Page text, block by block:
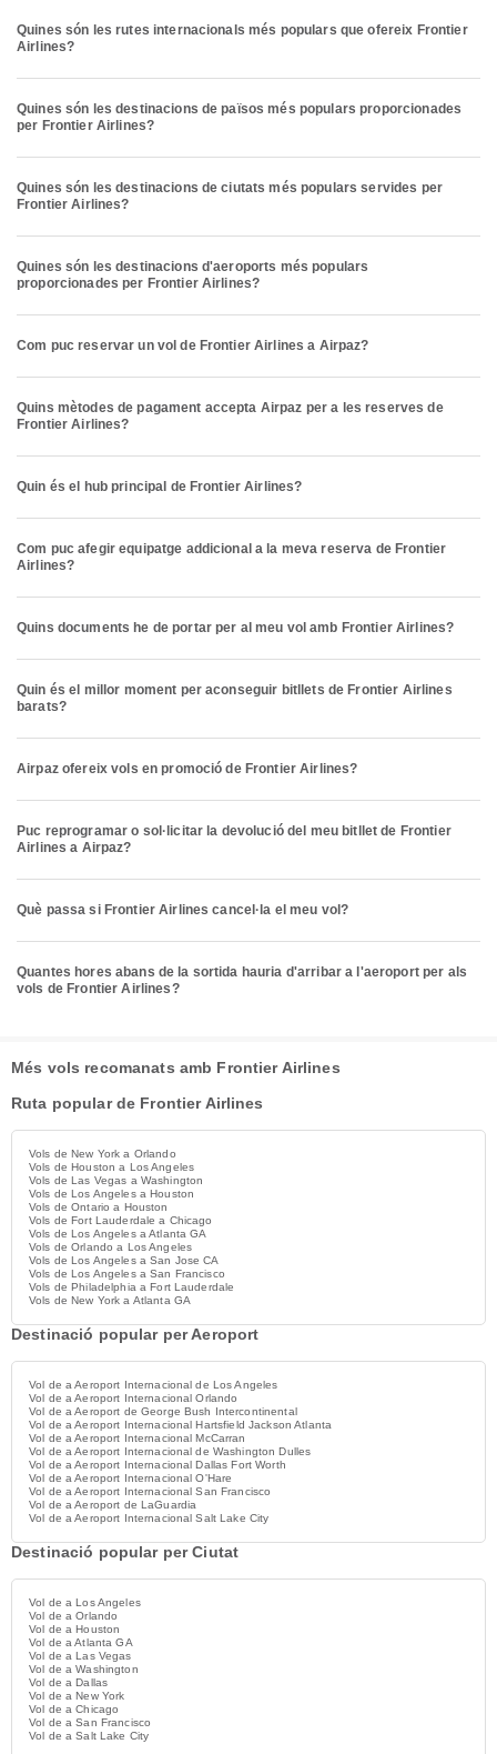
Quines són les rutes internacionals més populars que ofereix Frontier
Airlines?
Quines són les destinacions de països més populars proporcionades
per Frontier Airlines?
Quines són les destinacions de ciutats més populars servides per
Frontier Airlines?
Quines són les destinacions d'aeroports més populars
proporcionades per Frontier Airlines?
Com puc reservar un vol de Frontier Airlines a Airpaz?
Quins mètodes de pagament accepta Airpaz per a les reserves de
Frontier Airlines?
Quin és el hub principal de Frontier Airlines?
Com puc afegir equipatge addicional a la meva reserva de Frontier
Airlines?
Quins documents he de portar per al meu vol amb Frontier Airlines?
Quin és el millor moment per aconseguir bitllets de Frontier Airlines
barats?
Airpaz ofereix vols en promoció de Frontier Airlines?
Puc reprogramar o sol·licitar la devolució del meu bitllet de Frontier
Airlines a Airpaz?
Què passa si Frontier Airlines cancel·la el meu vol?
Quantes hores abans de la sortida hauria d'arribar a l'aeroport per als
vols de Frontier Airlines?
Més vols recomanats amb Frontier Airlines
Ruta popular de Frontier Airlines
Vols de New York a Orlando
Vols de Houston a Los Angeles
Vols de Las Vegas a Washington
Vols de Los Angeles a Houston
Vols de Ontario a Houston
Vols de Fort Lauderdale a Chicago
Vols de Los Angeles a Atlanta GA
Vols de Orlando a Los Angeles
Vols de Los Angeles a San Jose CA
Vols de Los Angeles a San Francisco
Vols de Philadelphia a Fort Lauderdale
Vols de New York a Atlanta GA
Destinació popular per Aeroport
Vol de a Aeroport Internacional de Los Angeles
Vol de a Aeroport Internacional Orlando
Vol de a Aeroport de George Bush Intercontinental
Vol de a Aeroport Internacional Hartsfield Jackson Atlanta
Vol de a Aeroport Internacional McCarran
Vol de a Aeroport Internacional de Washington Dulles
Vol de a Aeroport Internacional Dallas Fort Worth
Vol de a Aeroport Internacional O'Hare
Vol de a Aeroport Internacional San Francisco
Vol de a Aeroport de LaGuardia
Vol de a Aeroport Internacional Salt Lake City
Destinació popular per Ciutat
Vol de a Los Angeles
Vol de a Orlando
Vol de a Houston
Vol de a Atlanta GA
Vol de a Las Vegas
Vol de a Washington
Vol de a Dallas
Vol de a New York
Vol de a Chicago
Vol de a San Francisco
Vol de a Salt Lake City